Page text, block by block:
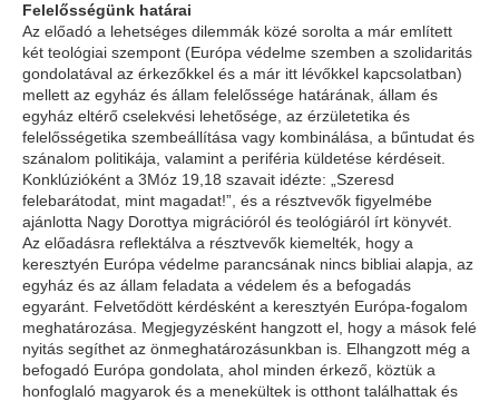
Felelősségünk határai
Az előadó a lehetséges dilemmák közé sorolta a már említett
két teológiai szempont (Európa védelme szemben a szolidaritás
gondolatával az érkezőkkel és a már itt lévőkkel kapcsolatban)
mellett az egyház és állam felelőssége határának, állam és
egyház eltérő cselekvési lehetősége, az érzületetika és
felelősségetika szembeállítása vagy kombinálása, a bűntudat és
szánalom politikája, valamint a periféria küldetése kérdéseit.
Konklúzióként a 3Móz 19,18 szavait idézte:
„Szeresd
felebarátodat, mint magadat!” , és a résztvevők figyelmébe
ajánlotta Nagy Dorottya migrációról és teológiáról írt könyvét.
Az előadásra reflektálva a résztvevők kiemelték, hogy a
keresztyén Európa védelme parancsának nincs bibliai alapja, az
egyház és az állam feladata a védelem és a befogadás
egyaránt. Felvetődött kérdésként a keresztyén Európa-fogalom
meghatározása. Megjegyzésként hangzott el, hogy a mások felé
nyitás segíthet az önmeghatározásunkban is. Elhangzott még a
befogadó Európa gondolata, ahol minden érkező, köztük a
honfoglaló magyarok és a menekültek is otthont találhattak és